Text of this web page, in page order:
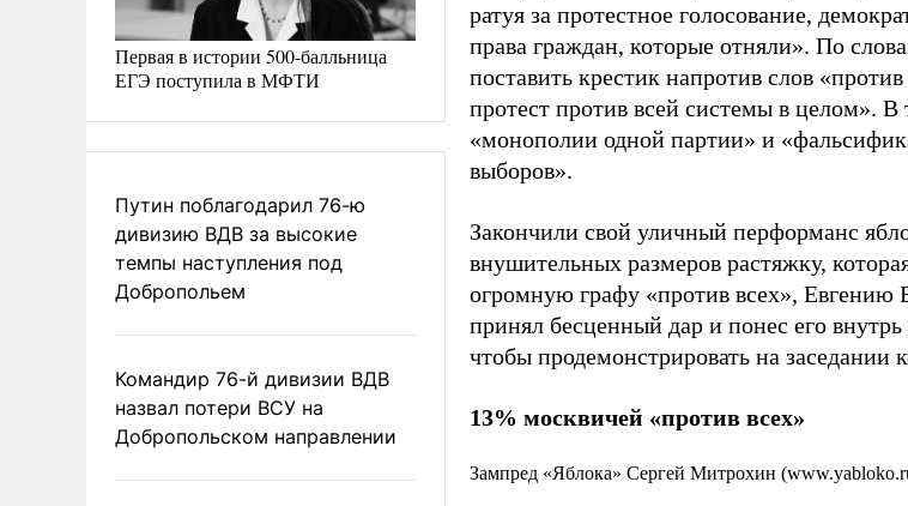
Первая в истории 500-балльница
ЕГЭ поступила в МФТИ
Путин поблагодарил 76-ю
дивизию ВДВ за высокие
темпы наступления под
Добропольем
Командир 76-й дивизии ВДВ
назвал потери ВСУ на
Добропольском направлении
ратуя за протестное голосование,
права граждан, которые отняли». По
поставить крестик напротив слов
протест против всей системы в целом». В
«монополии одной партии» и
выборов».
Закончили свой уличный перформанс
внушительных размеров растяжку,
огромную графу «против всех», Евгению
принял бесценный дар и понес его
чтобы продемонстрировать на заседании
13% москвичей «против всех»
Зампред «Яблока» Сергей Митрохин